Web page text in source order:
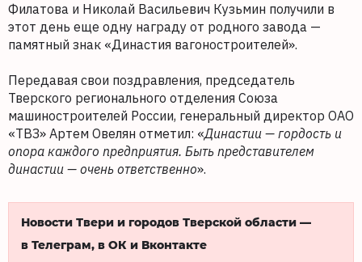
Филатова и Николай Васильевич Кузьмин получили в
этот день еще одну награду от родного завода —
памятный знак «Династия вагоностроителей».
Передавая свои поздравления, председатель
Тверского регионального отделения Союза
машиностроителей России, генеральный директор ОАО
«ТВЗ» Артем Овелян отметил: «Династии — гордость и
опора каждого предприятия. Быть представителем
династии — очень ответственно».
Новости Твери и городов Тверской области —
в Телеграм, в ОК и Вконтакте